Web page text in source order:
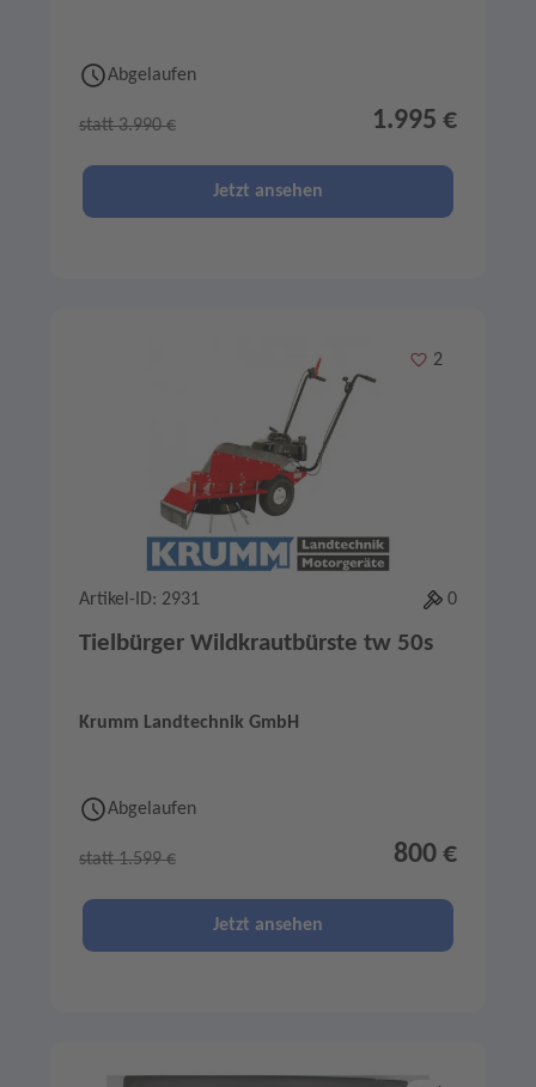
Abgelaufen
statt 3.990 € 1.995 €
Jetzt ansehen
Merken
2
Artikel-ID: 2931 0
Tielbürger Wildkrautbürste tw 50s
Krumm Landtechnik GmbH
Abgelaufen
statt 1.599 € 800 €
Jetzt ansehen